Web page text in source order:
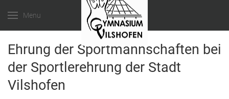
Menu
Ehrung der Sportmannschaften bei
der Sportlerehrung der Stadt
Vilshofen